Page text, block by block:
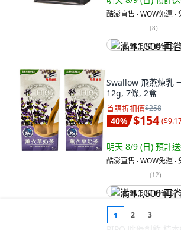
酷澎直售 ∙ WOW免運 ∙
(8)
满 $1,500 再省
Swallow 飛燕煉乳
12g, 7條, 2盒
首購折扣價$258
40% $154 (
明天 8/9 (日) 預計
酷澎直售 ∙ WOW免運 ∙
(12)
满 $1,500 再省
1 2 3